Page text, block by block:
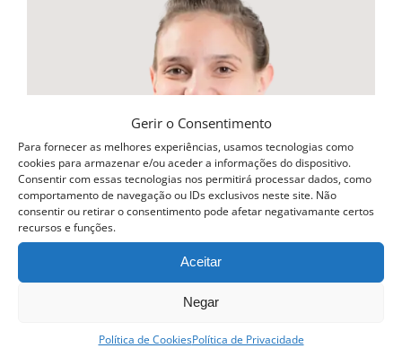
Gerir o Consentimento
Para fornecer as melhores experiências, usamos tecnologias como
cookies para armazenar e/ou aceder a informações do dispositivo.
Consentir com essas tecnologias nos permitirá processar dados, como
comportamento de navegação ou IDs exclusivos neste site. Não
consentir ou retirar o consentimento pode afetar negativamante certos
recursos e funções.
Aceitar
Negar
Política de CookiesPolítica de Privacidade
be
chosen
on
the